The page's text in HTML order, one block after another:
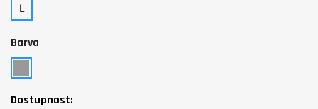
L
Barva
Dostupnost: